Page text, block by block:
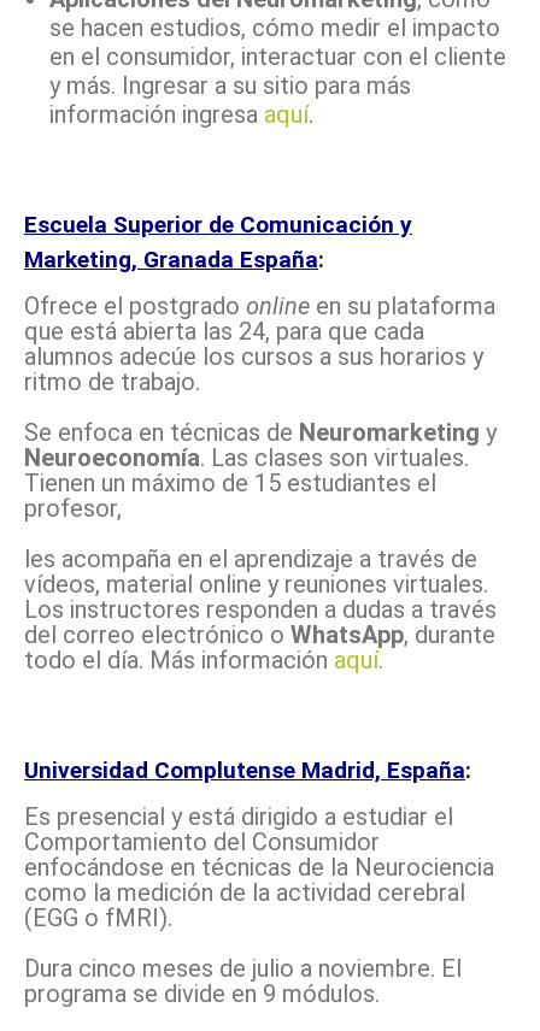
se hacen estudios, cómo medir el impacto
en el consumidor, interactuar con el cliente
y más. Ingresar a su sitio para más
información ingresa aquí.
Escuela Superior de Comunicación y
Marketing, Granada España:
Ofrece el postgrado online en su plataforma
que está abierta las 24, para que cada
alumnos adecúe los cursos a sus horarios y
ritmo de trabajo.
Se enfoca en técnicas de Neuromarketing y
Neuroeconomía. Las clases son virtuales.
Tienen un máximo de 15 estudiantes el
profesor,
les acompaña en el aprendizaje a través de
vídeos, material online y reuniones virtuales.
Los instructores responden a dudas a través
del correo electrónico o WhatsApp, durante
todo el día. Más información aquí.
Universidad Complutense Madrid, España:
Es presencial y está dirigido a estudiar el
Comportamiento del Consumidor
enfocándose en técnicas de la Neurociencia
como la medición de la actividad cerebral
(EGG o fMRI).
Dura cinco meses de julio a noviembre. El
programa se divide en 9 módulos.